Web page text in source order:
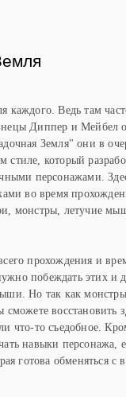
Ведь там
Диппер и Мейбел
Земля" они в
стиле, который
персонажами.
во время
монстры, летучие
прохождения и
побеждать этих и
Но так как монстры
восстановить
что-то съедобное.
навыки персонажа,
готова обменяться